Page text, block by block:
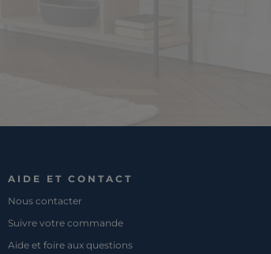
AIDE ET CONTACT
Nous contacter
Suivre votre commande
Aide et foire aux questions